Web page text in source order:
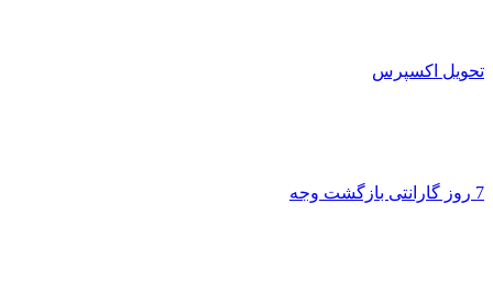
تحویل اکسپرس
7 روز گارانتی بازگشت وجه